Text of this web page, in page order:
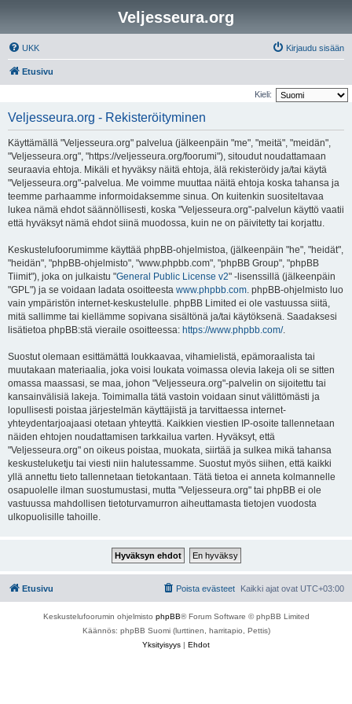
Veljesseura.org
UKK Kirjaudu sisään
Etusivu
Kieli:
Veljesseura.org - Rekisteröityminen
Käyttämällä "Veljesseura.org" palvelua (jälkeenpäin "me", "meitä", "meidän",
"Veljesseura.org", "https://veljesseura.org/foorumi"), sitoudut noudattamaan
seuraavia ehtoja. Mikäli et hyväksy näitä ehtoja, älä rekisteröidy ja/tai käytä
"Veljesseura.org"-palvelua. Me voimme muuttaa näitä ehtoja koska tahansa ja
teemme parhaamme informoidaksemme sinua. On kuitenkin suositeltavaa
lukea nämä ehdot säännöllisesti, koska "Veljesseura.org"-palvelun käyttö vaatii
että hyväksyt nämä ehdot siinä muodossa, kuin ne on päivitetty tai korjattu.
Keskustelufoorumimme käyttää phpBB-ohjelmistoa, (jälkeenpäin "he", "heidät",
"heidän", "phpBB-ohjelmisto", "www.phpbb.com", "phpBB Group", "phpBB
Tiimit"), joka on julkaistu "General Public License v2" -lisenssillä (jälkeenpäin
"GPL") ja se voidaan ladata osoitteesta www.phpbb.com. phpBB-ohjelmisto luo
vain ympäristön internet-keskustelulle. phpBB Limited ei ole vastuussa siitä,
mitä sallimme tai kiellämme sopivana sisältönä ja/tai käytöksenä. Saadaksesi
lisätietoa phpBB:stä vieraile osoitteessa: https://www.phpbb.com/.
Suostut olemaan esittämättä loukkaavaa, vihamielistä, epämoraalista tai
muutakaan materiaalia, joka voisi loukata voimassa olevia lakeja oli se sitten
omassa maassasi, se maa, johon "Veljesseura.org"-palvelin on sijoitettu tai
kansainvälisiä lakeja. Toimimalla tätä vastoin voidaan sinut välittömästi ja
lopullisesti poistaa järjestelmän käyttäjistä ja tarvittaessa internet-
yhteydentarjoajaasi otetaan yhteyttä. Kaikkien viestien IP-osoite tallennetaan
näiden ehtojen noudattamisen tarkkailua varten. Hyväksyt, että
"Veljesseura.org" on oikeus poistaa, muokata, siirtää ja sulkea mikä tahansa
keskusteluketju tai viesti niin halutessamme. Suostut myös siihen, että kaikki
yllä annettu tieto tallennetaan tietokantaan. Tätä tietoa ei anneta kolmannelle
osapuolelle ilman suostumustasi, mutta "Veljesseura.org" tai phpBB ei ole
vastuussa mahdollisen tietoturvamurron aiheuttamasta tietojen vuodosta
ulkopuolisille tahoille.
Etusivu Kaikki ajat ovat UTC+03:00
Poista evästeet
Keskustelufoorumin ohjelmisto phpBB® Forum Software © phpBB Limited
Käännös: phpBB Suomi (lurttinen, harritapio, Pettis)
Yksityisyys | Ehdot